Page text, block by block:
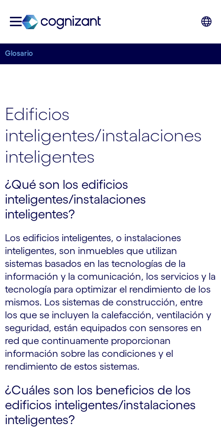
Glosario
Edificios
inteligentes/instalaciones
inteligentes
¿Qué son los edificios
inteligentes/instalaciones
inteligentes?
Los edificios inteligentes, o instalaciones
inteligentes, son inmuebles que utilizan
sistemas basados en las tecnologías de la
información y la comunicación, los servicios y la
tecnología para optimizar el rendimiento de los
mismos. Los sistemas de construcción, entre
los que se incluyen la calefacción, ventilación y
seguridad, están equipados con sensores en
red que continuamente proporcionan
información sobre las condiciones y el
rendimiento de estos sistemas.
¿Cuáles son los beneficios de los
edificios inteligentes/instalaciones
inteligentes?